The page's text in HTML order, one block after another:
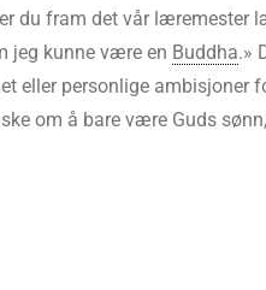
du fram det vår læremester
jeg kunne være en Buddha.»
eller personlige ambisjoner
om å bare være Guds